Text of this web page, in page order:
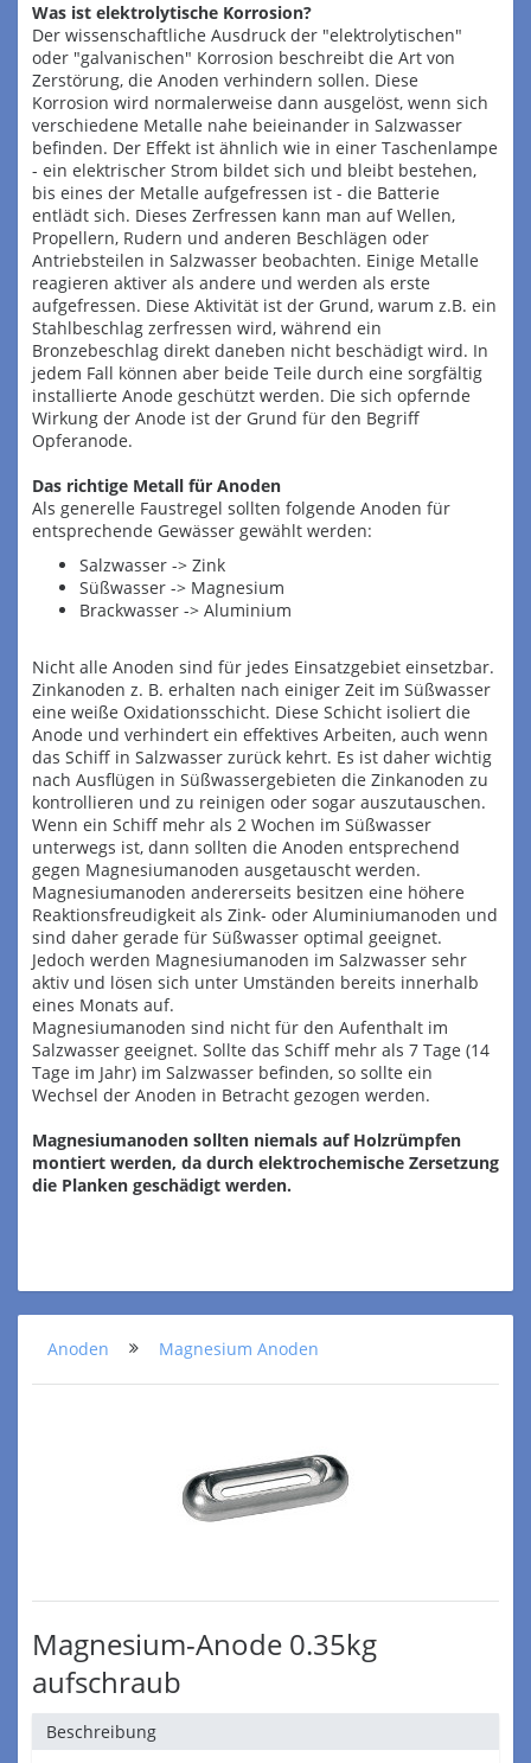
Was ist elektrolytische Korrosion?
Der wissenschaftliche Ausdruck der "elektrolytischen"
oder "galvanischen" Korrosion beschreibt die Art von
Zerstörung, die Anoden verhindern sollen. Diese
Korrosion wird normalerweise dann ausgelöst, wenn sich
verschiedene Metalle nahe beieinander in Salzwasser
befinden. Der Effekt ist ähnlich wie in einer Taschenlampe
- ein elektrischer Strom bildet sich und bleibt bestehen,
bis eines der Metalle aufgefressen ist - die Batterie
entlädt sich. Dieses Zerfressen kann man auf Wellen,
Propellern, Rudern und anderen Beschlägen oder
Antriebsteilen in Salzwasser beobachten. Einige Metalle
reagieren aktiver als andere und werden als erste
aufgefressen. Diese Aktivität ist der Grund, warum z.B. ein
Stahlbeschlag zerfressen wird, während ein
Bronzebeschlag direkt daneben nicht beschädigt wird. In
jedem Fall können aber beide Teile durch eine sorgfältig
installierte Anode geschützt werden. Die sich opfernde
Wirkung der Anode ist der Grund für den Begriff
Opferanode.
Das richtige Metall für Anoden
Als generelle Faustregel sollten folgende Anoden für
entsprechende Gewässer gewählt werden:
Salzwasser -> Zink
Süßwasser -> Magnesium
Brackwasser -> Aluminium
Nicht alle Anoden sind für jedes Einsatzgebiet einsetzbar.
Zinkanoden z. B. erhalten nach einiger Zeit im Süßwasser
eine weiße Oxidationsschicht. Diese Schicht isoliert die
Anode und verhindert ein effektives Arbeiten, auch wenn
das Schiff in Salzwasser zurück kehrt. Es ist daher wichtig
nach Ausflügen in Süßwassergebieten die Zinkanoden zu
kontrollieren und zu reinigen oder sogar auszutauschen.
Wenn ein Schiff mehr als 2 Wochen im Süßwasser
unterwegs ist, dann sollten die Anoden entsprechend
gegen Magnesiumanoden ausgetauscht werden.
Magnesiumanoden andererseits besitzen eine höhere
Reaktionsfreudigkeit als Zink- oder Aluminiumanoden und
sind daher gerade für Süßwasser optimal geeignet.
Jedoch werden Magnesiumanoden im Salzwasser sehr
aktiv und lösen sich unter Umständen bereits innerhalb
eines Monats auf.
Magnesiumanoden sind nicht für den Aufenthalt im
Salzwasser geeignet. Sollte das Schiff mehr als 7 Tage (14
Tage im Jahr) im Salzwasser befinden, so sollte ein
Wechsel der Anoden in Betracht gezogen werden.
Magnesiumanoden sollten niemals auf Holzrümpfen
montiert werden, da durch elektrochemische Zersetzung
die Planken geschädigt werden.
Anoden Magnesium Anoden
Magnesium-Anode 0.35kg
aufschraub
Beschreibung